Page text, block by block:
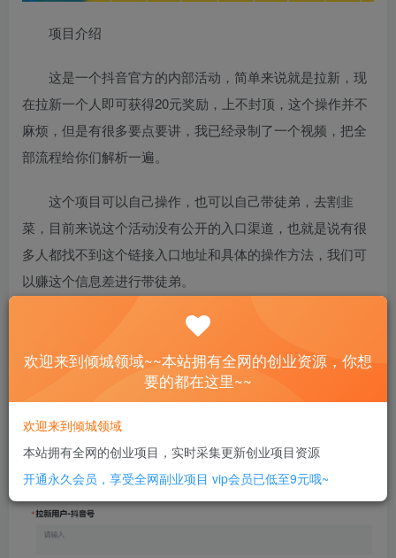
项目介绍
这是一个抖音官方的内部活动，简单来说就是拉新，现
在拉新一个人即可获得20元奖励，上不封顶，这个操作并不
麻烦，但是有很多要点要讲，我已经录制了一个视频，把全
部流程给你们解析一遍。
这个项目可以自己操作，也可以自己带徒弟，去割韭
菜，目前来说这个活动没有公开的入口渠道，也就是说有很
多人都找不到这个链接入口地址和具体的操作方法，我们可
以赚这个信息差进行带徒弟。
而且现在这个拉新奖励上不封顶，我把那些需要注意的
事项全部打包出来，附带快速制作特效提交审核玩法。
欢迎来到倾城领域~~本站拥有全网的创业资源，你想
要的都在这里~~
欢迎来到倾城领域
本站拥有全网的创业项目，实时采集更新创业项目资源
开通永久会员，享受全网副业项目 vip会员已低至9元哦~